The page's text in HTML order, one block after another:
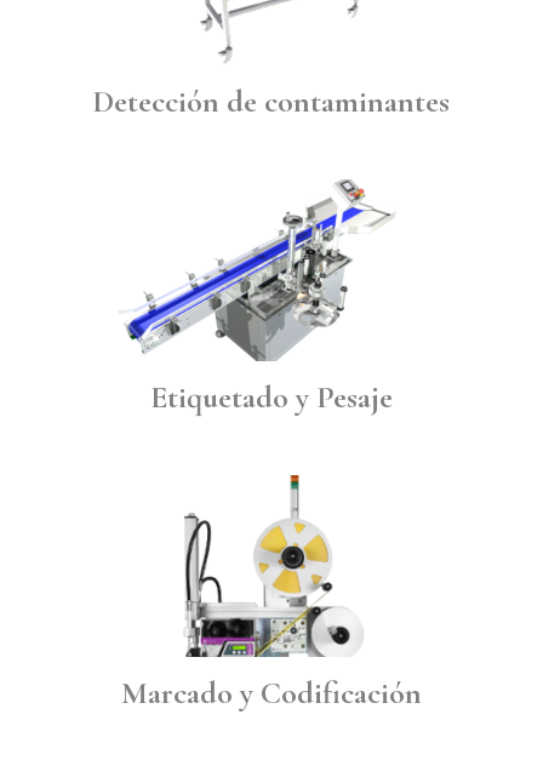
Detección de contaminantes
Etiquetado y Pesaje
Marcado y Codificación